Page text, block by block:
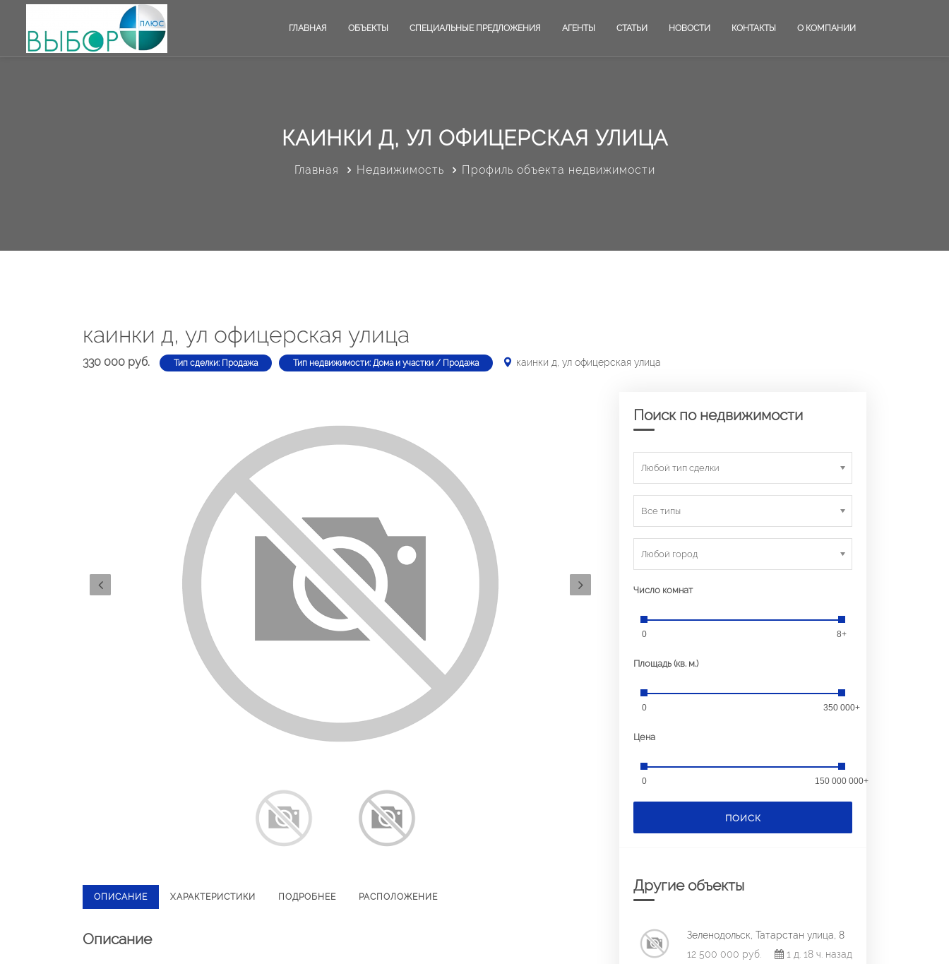
ГЛАВНАЯ ОБЪЕКТЫ СПЕЦИАЛЬНЫЕ ПРЕДЛОЖЕНИЯ АГЕНТЫ СТАТЬИ НОВОСТИ КОНТАКТЫ О КОМПАНИИ
КАИНКИ Д, УЛ ОФИЦЕРСКАЯ УЛИЦА
Главная Недвижимость Профиль объекта недвижимости
каинки д, ул офицерская улица
330 000 руб. Тип сделки: Продажа Тип недвижимости: Дома и участки / Продажа каинки д, ул офицерская улица
ОПИСАНИЕ ХАРАКТЕРИСТИКИ ПОДРОБНЕЕ РАСПОЛОЖЕНИЕ
Описание
Поиск по недвижимости
Любой тип сделки
Все типы
Любой город
Число комнат
0 8+
Площадь (кв. м.)
0 350 000+
Цена
0 150 000 000+
ПОИСК
Другие объекты
Зеленодольск, Татарстан улица, 8
12 500 000 руб.
1 д. 18 ч. назад